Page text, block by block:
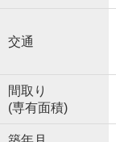
交通
間取り
(専有面積)